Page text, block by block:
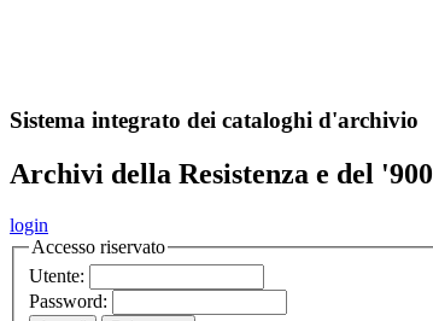
Sistema integrato dei cataloghi d'archivio
Archivi della Resistenza e del '900
login
Accesso riservato
Utente:
Password: